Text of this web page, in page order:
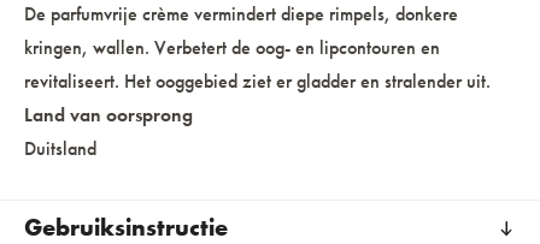
De parfumvrije crème vermindert diepe rimpels, donkere
kringen, wallen. Verbetert de oog- en lipcontouren en
revitaliseert. Het ooggebied ziet er gladder en stralender uit.
Land van oorsprong
Duitsland
Gebruiksinstructie